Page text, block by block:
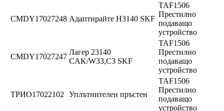
CMDY17027248 Адаптирайте H3140 SKF
TAF1506
Престилно
подаващо
устройство
CMDY17027247
Лагер 23140
CAK/W33,C3 SKF
TAF1506
Престилно
подаващо
устройство
ТРИО17022102 Уплътнителен пръстен
TAF1506
Престилно
подаващо
устройство